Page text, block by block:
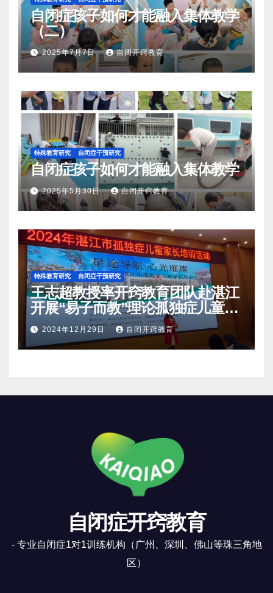
自闭症孩子如何才能融入集体教学
（二）
2025年7月7日 自闭开窍教育
特殊教育研究 自闭症干预研究
自闭症孩子如何才能融入集体教学
2025年5月30日 自闭开窍教育
特殊教育研究 自闭症干预研究
王志超教授率开窍教育团队赴湛江
开展“易子而教”理论孤独症儿童家
长培训活动
2024年12月29日 自闭开窍教育
自闭症开窍教育
- 专业自闭症1对1训练机构（广州、深圳、佛山等珠三角地
区）